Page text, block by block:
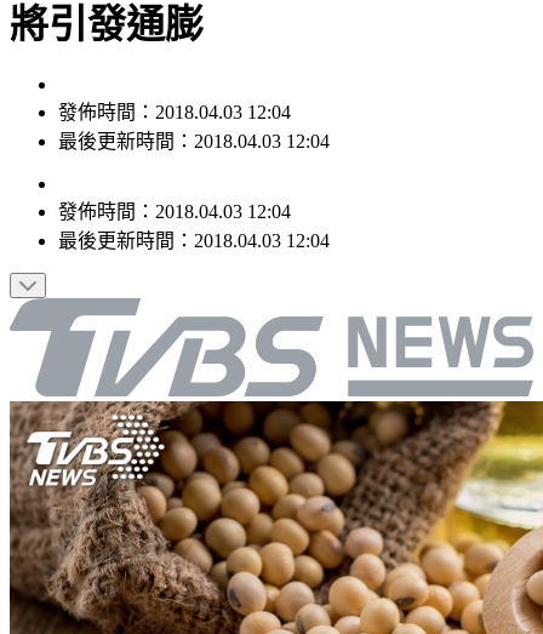
將引發通膨
發佈時間：2018.04.03 12:04
最後更新時間：2018.04.03 12:04
發佈時間： 2018.04.03 12:04
最後更新時間： 2018.04.03 12:04